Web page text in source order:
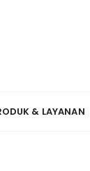
& LAYANAN